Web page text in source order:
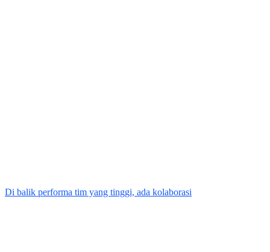
Di balik performa tim yang tinggi, ada kolaborasi